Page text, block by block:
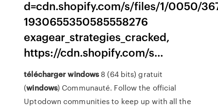
d=cdn.shopify.com/s/files/1/0050/
1930655350585558276
exagear_strategies_cracked,
https://cdn.shopify.com/s…
télécharger windows8 (64 bits) gratuit
(windows) Communauté. Follow the official
Uptodown communities to keep up with all the